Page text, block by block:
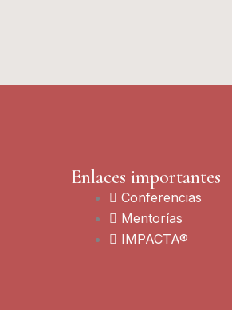
Enlaces importantes
Conferencias
Mentorías
IMPACTA®